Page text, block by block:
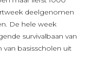
deelgenomen
De hele week
survivalbaan van
basisscholen uit